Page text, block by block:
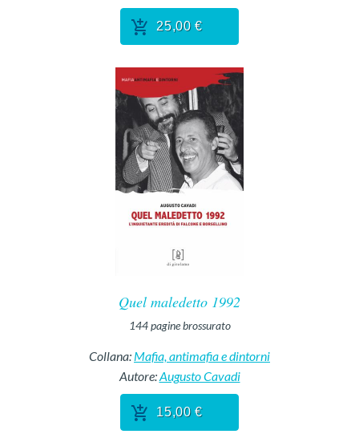
25,00 €
Quel maledetto 1992
144pagine brossurato
Collana: Mafia, antimafia e dintorni
Autore:Augusto Cavadi
15,00 €